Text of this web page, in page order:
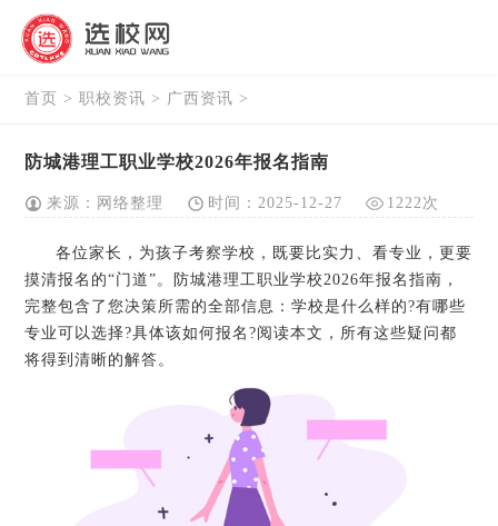
首页 >职校资讯 > 广西资讯 >
防城港理工职业学校2026年报名指南
来源：网络整理 时间：2025-12-27 1222次
各位家长，为孩子考察学校，既要比实力、看专业，更要
摸清报名的“门道”。防城港理工职业学校2026年报名指南，
完整包含了您决策所需的全部信息：学校是什么样的?有哪些
专业可以选择?具体该如何报名?阅读本文，所有这些疑问都
将得到清晰的解答。